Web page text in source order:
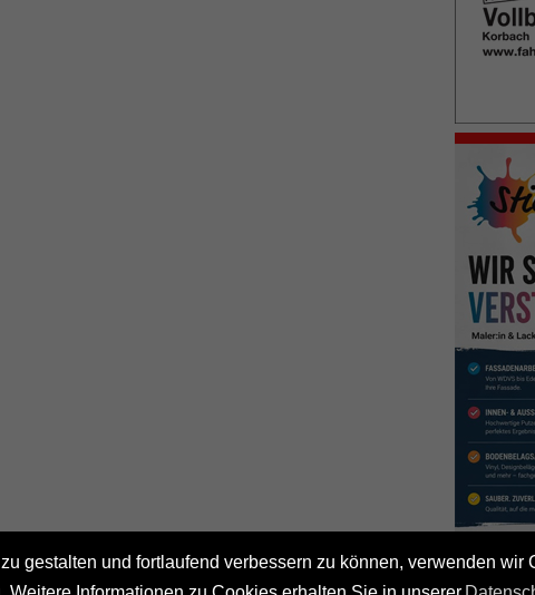
gestalten und fortlaufend verbessern zu können, verwenden